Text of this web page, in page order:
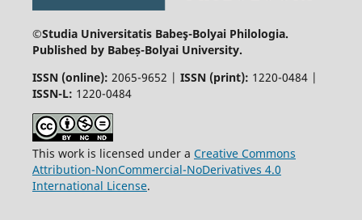
©Studia Universitatis Babeş-Bolyai Philologia.
Published by Babeș-Bolyai University.
ISSN (online): 2065-9652 | ISSN (print): 1220-0484 |
ISSN-L: 1220-0484
This work is licensed under a Creative Commons
Attribution-NonCommercial-NoDerivatives 4.0
International License.